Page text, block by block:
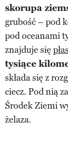
skorupa
grubość – pod
pod oceanami
znajduje się
tysiące
składa się z
ciecz. Pod nią
Środek Ziemi
żelaza.